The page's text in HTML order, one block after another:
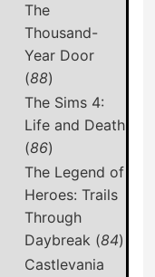
The
Thousand-
Year Door
(88)
The Sims 4:
Life and Death
(86)
The Legend of
Heroes: Trails
Through
Daybreak (84)
Castlevania